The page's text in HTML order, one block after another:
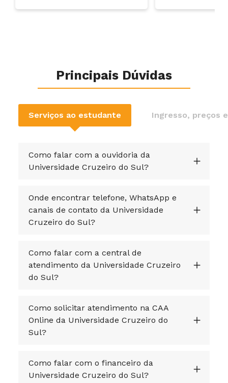
Principais Dúvidas
Serviços ao estudante Ingresso, preços
Como falar com a ouvidoria da
Universidade Cruzeiro do Sul?
Onde encontrar telefone, WhatsApp e
canais de contato da Universidade
Cruzeiro do Sul?
Como falar com a central de
atendimento da Universidade Cruzeiro
do Sul?
Como solicitar atendimento na CAA
Online da Universidade Cruzeiro do
Sul?
Como falar com o financeiro da
Universidade Cruzeiro do Sul?